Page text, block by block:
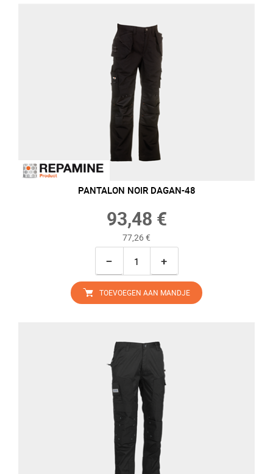
PANTALON NOIR DAGAN-48
93,48 €
77,26 €
− +
TOEVOEGEN AAN MANDJE